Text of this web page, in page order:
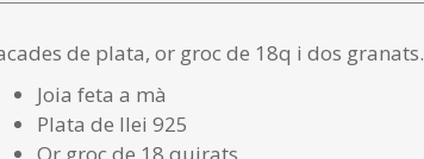
de plata, or groc de 18q i dos granats.
Joia feta a mà
Plata de llei 925